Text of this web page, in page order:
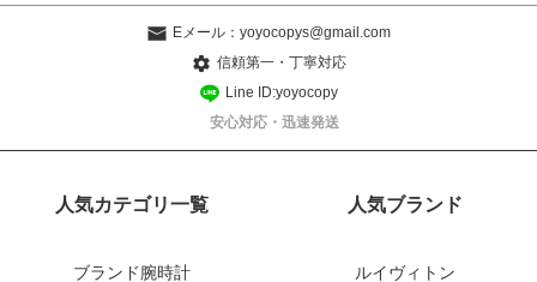
Eメール： yoyocopys@gmail.com
信頼第一・丁寧対応
Line ID:yoyocopy
安心対応・迅速発送
人気カテゴリ一覧
ブランド腕時計
人気ブランド
ルイヴィトン